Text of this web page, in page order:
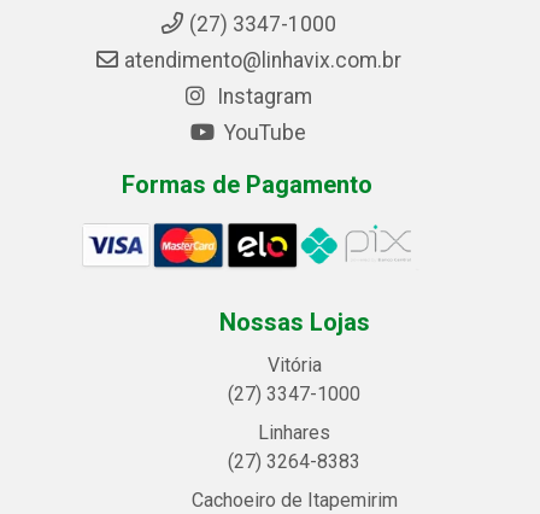
(27) 3347-1000
atendimento@linhavix.com.br
Instagram
YouTube
Formas de Pagamento
Nossas Lojas
Vitória
(27) 3347-1000
Linhares
(27) 3264-8383
Cachoeiro de Itapemirim